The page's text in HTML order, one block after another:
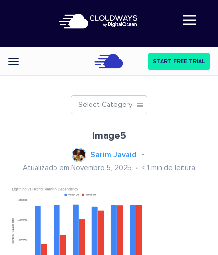
Abre a navegação
Categories START FREE TRIAL
Select Category
image5
Sarim Javaid
Atualizado em Novembro 5, 2025 < 1 min de leitura